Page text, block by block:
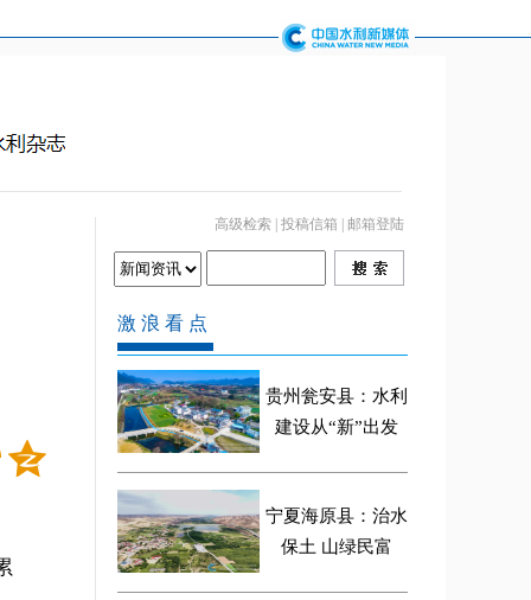
高级检索 投稿信箱 邮箱登陆